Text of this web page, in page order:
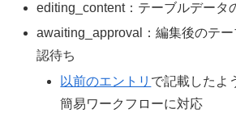
editing_content：テーブルデータ
awaiting_approval：編集後のテ
認待ち
以前のエントリ で記載したよ
簡易ワークフローに対応